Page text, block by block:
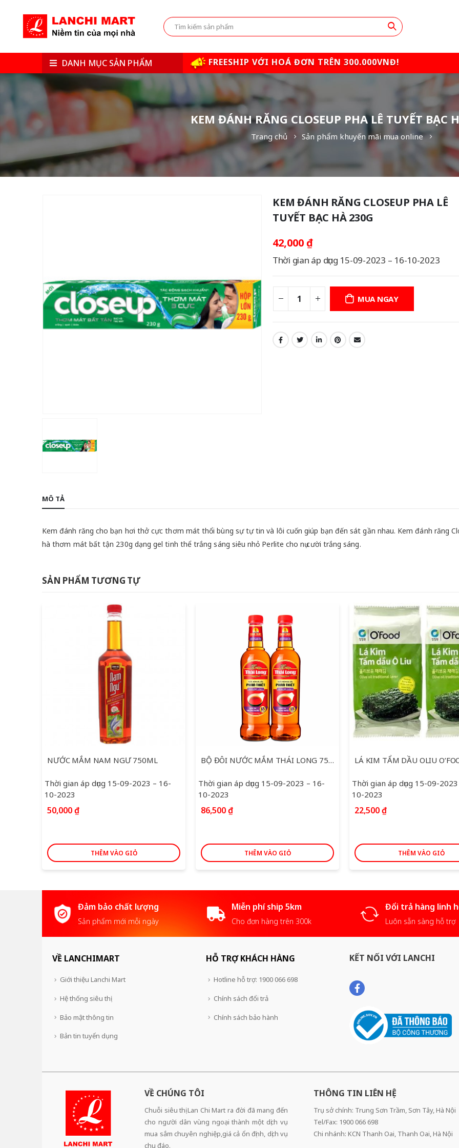
DANH MỤC SẢN PHẨM FREESHIP VỚI HOÁ ĐƠN TRÊN 300.000VNĐ!
KEM ĐÁNH RĂNG CLOSEUP PHA LÊ TUYẾT BẠC
Trang chủ Sản phẩm khuyến mãi mua online
KEM ĐÁNH RĂNG CLOSEUP PHA LÊ
TUYẾT BẠC HÀ 230G
42,000 ₫
Thời gian áp dụng 15-09-2023 – 16-10-2023
MUA NGAY
MÔ TẢ
Kem đánh răng cho bạn hơi thở cực thơm mát thổi bùng sự tự tin và lôi cuốn giúp bạn đến sát gần nhau. Kem đánh răng
hà thơm mát bất tận 230g dạng gel tinh thể trắng sáng siêu nhỏ Perlite cho nụ cười trắng sáng.
SẢN PHẨM TƯƠNG TỰ
NƯỚC MẮM NAM NGƯ 750ML
Thời gian áp dụng 15-09-2023 – 16-
10-2023
50,000₫
THÊM VÀO GIỎ
BỘ ĐÔI NƯỚC MẮM THÁI LONG 750ML
Thời gian áp dụng 15-09-2023 – 16-
10-2023
86,500₫
THÊM VÀO GIỎ
Thời gian áp dụng 15-09-
10-2023
22,500₫
THÊM VÀO GIỎ
Đảm bảo chất lượng
Sản phẩm mới mỗi ngày
Miễn phí ship 5km
Cho đơn hàng trên 300k
Đổi trả hàng linh
Luôn sẵn sàng hỗ trợ
VỀ LANCHIMART
Giới thiệu Lanchi Mart
Hệ thống siêu thị
Bảo mật thông tin
Bản tin tuyển dụng
HỖ TRỢ KHÁCH HÀNG
Hotline hỗ trợ: 1900 066 698
Chính sách đổi trả
Chính sách bảo hành
KẾT NỐI VỚI LANCHI
VỀ CHÚNG TÔI
Chuỗi siêu thị Lan Chi Mart ra đời đã mang đến
cho người dân vùng ngoại thành một dịch vụ
mua sắm chuyên nghiệp,giá cả ổn định, dịch vụ
chu đáo.
THÔNG TIN LIÊN HỆ
Trụ sở chính: Trung Sơn Trầm, Sơn Tây, Hà Nội
Tel/Fax: 1900 066 698
Chi nhánh: KCN Thanh Oai, Thanh Oai, Hà Nội